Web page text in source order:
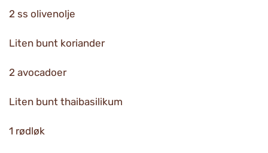
2 ss olivenolje
Liten bunt koriander
2 avocadoer
Liten bunt thaibasilikum
1 rødløk